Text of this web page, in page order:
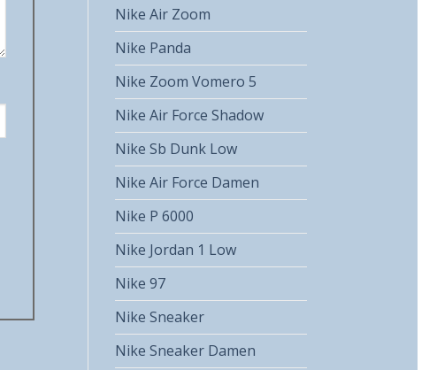
Nike Air Zoom
Nike Panda
Nike Zoom Vomero 5
Nike Air Force Shadow
Nike Sb Dunk Low
Nike Air Force Damen
Nike P 6000
Nike Jordan 1 Low
Nike 97
Nike Sneaker
Nike Sneaker Damen